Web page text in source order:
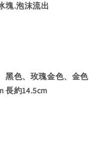
塊.泡沫流出
黑色、玫瑰金色、金色
長約14.5cm